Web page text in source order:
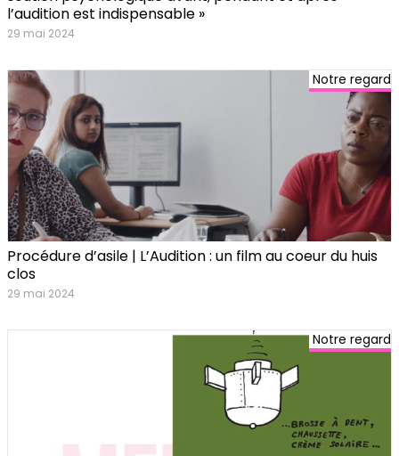
l’audition est indispensable »
29 mai 2024
Notre regard
Procédure d’asile | L’Audition : un film au coeur du huis
clos
29 mai 2024
Notre regard